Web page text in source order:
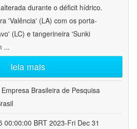
durante o déficit hídrico.
'Valência' (LA) com os porta-
(LC) e tangerineira 'Sunki
...
leia mais
Empresa Brasileira de Pesquisa
00:00:00 BRT 2023-Fri Dec 31